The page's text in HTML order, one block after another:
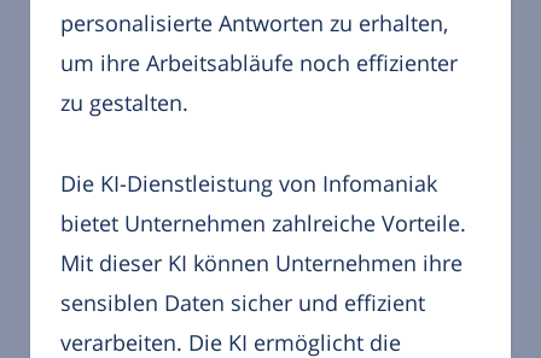
personalisierte Antworten zu erhalten,
um ihre Arbeitsabläufe noch effizienter
zu gestalten.
Die KI-Dienstleistung von Infomaniak
bietet Unternehmen zahlreiche Vorteile.
Mit dieser KI können Unternehmen ihre
sensiblen Daten sicher und effizient
verarbeiten. Die KI ermöglicht die